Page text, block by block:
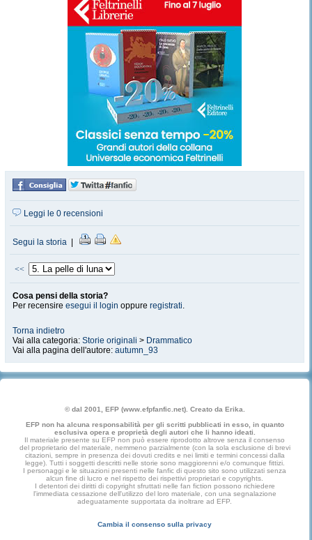
Leggi le 0 recensioni
Segui la storia
<<
Cosa pensi della storia?
Per recensire esegui il login oppure registrati.
Torna indietro
Vai alla categoria: Storie originali > Drammatico
Vai alla pagina dell'autore: autumn_93
© dal 2001, EFP (www.efpfanfic.net). Creato da Erika.
EFP non ha alcuna responsabilità per gli scritti pubblicati in esso, in quanto
esclusiva opera e proprietà degli autori che li hanno ideati.
Il materiale presente su EFP non può essere riprodotto altrove senza il consenso
del proprietario del materiale, nemmeno parzialmente (con la sola esclusione di brevi
citazioni, sempre in presenza dei dovuti credits e nei limiti e termini concessi dalla
legge). Tutti i soggetti descritti nelle storie sono maggiorenni e/o comunque fittizi.
I personaggi e le situazioni presenti nelle fanfic di questo sito sono utilizzati senza
alcun fine di lucro e nel rispetto dei rispettivi proprietari e copyrights.
I detentori dei diritti di copyright sfruttati nelle fan fiction possono richiedere
l'immediata cessazione dell'utilizzo del loro materiale, con una segnalazione
adeguatamente supportata da inoltrare ad EFP.
Cambia il consenso sulla privacy